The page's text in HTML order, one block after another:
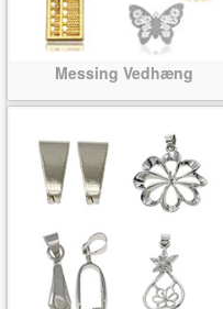
Messing Vedhæng